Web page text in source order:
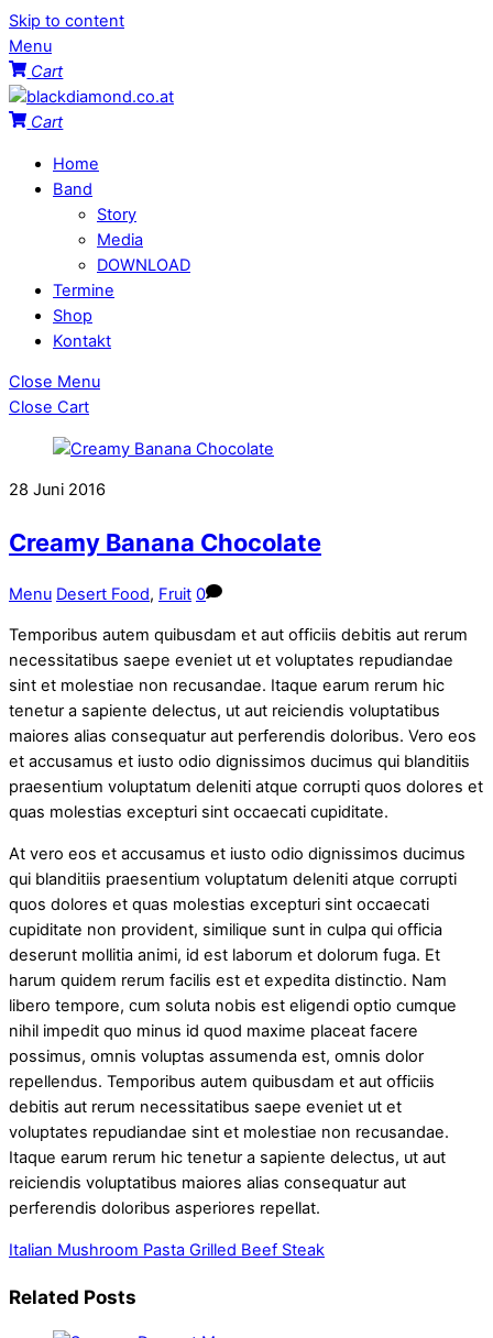
Skip to content
Menu
Cart
Cart
Home
Band
Story
Media
DOWNLOAD
Termine
Shop
Kontakt
Close Menu
Close Cart
28 Juni 2016
Creamy Banana Chocolate
Menu Desert Food, Fruit 0
Temporibus autem quibusdam et aut officiis debitis aut rerum
necessitatibus saepe eveniet ut et voluptates repudiandae
sint et molestiae non recusandae. Itaque earum rerum hic
tenetur a sapiente delectus, ut aut reiciendis voluptatibus
maiores alias consequatur aut perferendis doloribus. Vero eos
et accusamus et iusto odio dignissimos ducimus qui blanditiis
praesentium voluptatum deleniti atque corrupti quos dolores et
quas molestias excepturi sint occaecati cupiditate.
At vero eos et accusamus et iusto odio dignissimos ducimus
qui blanditiis praesentium voluptatum deleniti atque corrupti
quos dolores et quas molestias excepturi sint occaecati
cupiditate non provident, similique sunt in culpa qui officia
deserunt mollitia animi, id est laborum et dolorum fuga. Et
harum quidem rerum facilis est et expedita distinctio. Nam
libero tempore, cum soluta nobis est eligendi optio cumque
nihil impedit quo minus id quod maxime placeat facere
possimus, omnis voluptas assumenda est, omnis dolor
repellendus. Temporibus autem quibusdam et aut officiis
debitis aut rerum necessitatibus saepe eveniet ut et
voluptates repudiandae sint et molestiae non recusandae.
Itaque earum rerum hic tenetur a sapiente delectus, ut aut
reiciendis voluptatibus maiores alias consequatur aut
perferendis doloribus asperiores repellat.
Italian Mushroom Pasta Grilled Beef Steak
Related Posts